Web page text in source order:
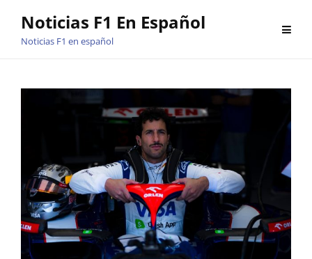
Noticias F1 En Español
Noticias F1 en español